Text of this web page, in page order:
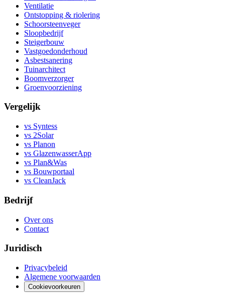
Ventilatie
Ontstopping & riolering
Schoorsteenveger
Sloopbedrijf
Steigerbouw
Vastgoedonderhoud
Asbestsanering
Tuinarchitect
Boomverzorger
Groenvoorziening
Vergelijk
vs Syntess
vs 2Solar
vs Planon
vs GlazenwasserApp
vs Plan&Was
vs Bouwportaal
vs CleanJack
Bedrijf
Over ons
Contact
Juridisch
Privacybeleid
Algemene voorwaarden
Cookievoorkeuren